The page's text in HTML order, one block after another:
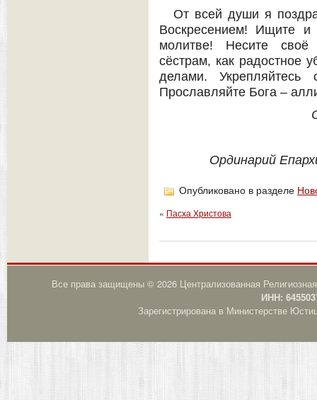
От всей души я
Воскресением! Ищите и
молитве! Несите своё
сёстрам, как радостное
делами. Укрепляйтесь
Прославляйте Бога –
Ординарий
Опубликовано в разделе
« Пасха Христова
Все права защищены © 2026 Централизованная
ИНН:
Зарегистрирована в Министерстве